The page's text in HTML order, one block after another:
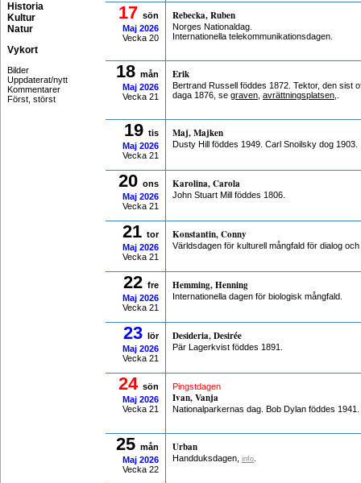
Historia
Kultur
Natur
Vykort
Bilder
Uppdaterat/nytt
Kommentarer
Först, störst
17 sön
Maj 2026
Vecka 20
Rebecka, Ruben
Norges Nationaldag.
Internationella telekommunikationsdagen.
18 mån
Maj 2026
Vecka 21
Erik
Bertrand Russell föddes 1872. Tektor, den sist
daga 1876, se graven avrättningsplatsen
19 tis
Maj 2026
Vecka 21
Maj, Majken
Dusty Hill föddes 1949. Carl Snoilsky dog 1903.
20 ons
Maj 2026
Vecka 21
Karolina, Carola
John Stuart Mill föddes 1806.
21 tor
Maj 2026
Vecka 21
Konstantin, Conny
Världsdagen för kulturell mångfald för dialog
22 fre
Maj 2026
Vecka 21
Hemming, Henning
Internationella dagen för biologisk mångfald.
23 lör
Maj 2026
Vecka 21
Desideria, Desirée
Pär Lagerkvist föddes 1891.
24 sön
Maj 2026
Vecka 21
Pingstdagen
Ivan, Vanja
Nationalparkernas dag. Bob Dylan föddes 1941.
25 mån
Maj 2026
Vecka 22
Urban
Handduksdagen, info